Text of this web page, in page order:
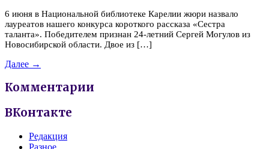
6 июня в Национальной библиотеке Карелии жюри назвало
лауреатов нашего конкурса короткого рассказа «Сестра
таланта». Победителем признан 24-летний Сергей Могулов из
Новосибирской области. Двое из […]
Далее →
Комментарии
ВКонтакте
Редакция
Разное